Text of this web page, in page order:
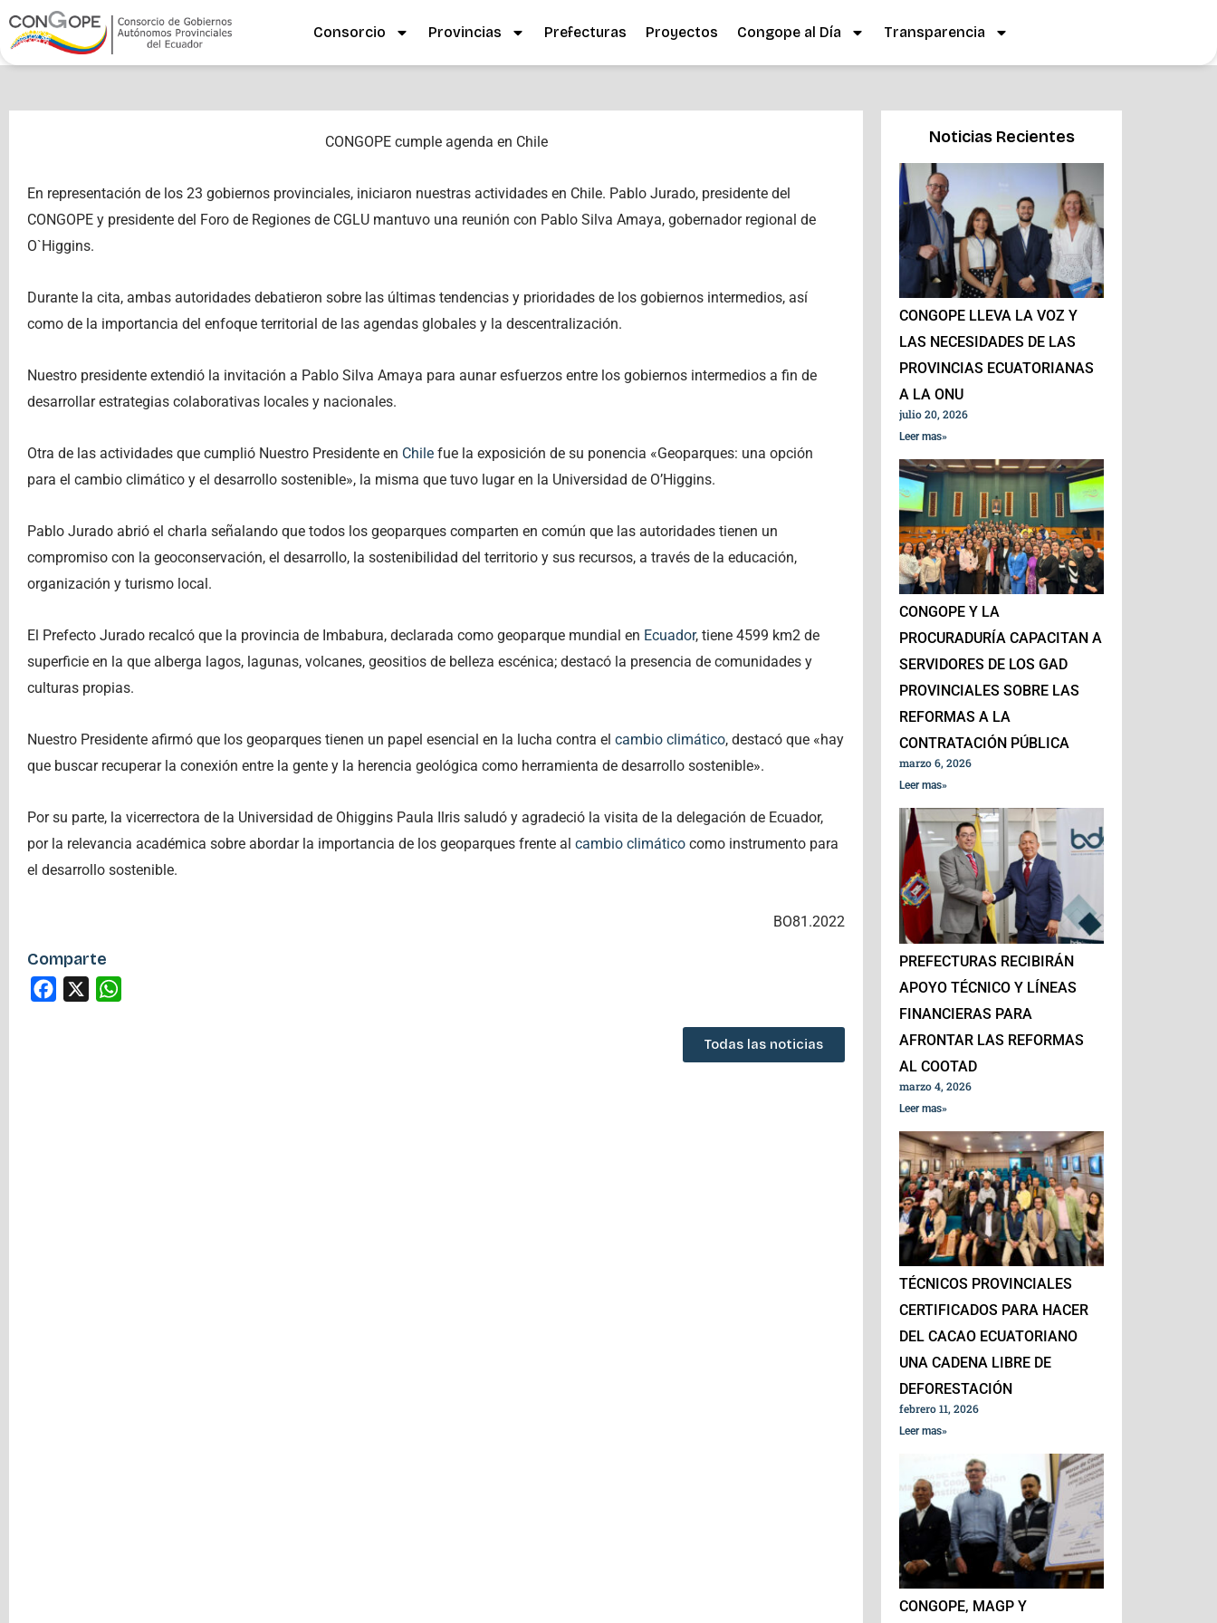
contenido
Consorcio Provincias Prefecturas Proyectos Congope al Día Transparencia
CONGOPE cumple agenda en Chile
En representación de los 23 gobiernos provinciales, iniciaron nuestras actividades en Chile. Pablo Jurado, presidente del
CONGOPE y presidente del Foro de Regiones de CGLU mantuvo una reunión con Pablo Silva Amaya, gobernador regional de
O`Higgins.
Durante la cita, ambas autoridades debatieron sobre las últimas tendencias y prioridades de los gobiernos intermedios, así
como de la importancia del enfoque territorial de las agendas globales y la descentralización.
Nuestro presidente extendió la invitación a Pablo Silva Amaya para aunar esfuerzos entre los gobiernos intermedios a fin de
desarrollar estrategias colaborativas locales y nacionales.
Otra de las actividades que cumplió Nuestro Presidente en Chile fue la exposición de su ponencia «Geoparques: una opción
para el cambio climático y el desarrollo sostenible», la misma que tuvo lugar en la Universidad de O’Higgins.
Pablo Jurado abrió el charla señalando que todos los geoparques comparten en común que las autoridades tienen un
compromiso con la geoconservación, el desarrollo, la sostenibilidad del territorio y sus recursos, a través de la educación,
organización y turismo local.
El Prefecto Jurado recalcó que la provincia de Imbabura, declarada como geoparque mundial en Ecuador, tiene 4599 km2 de
superficie en la que alberga lagos, lagunas, volcanes, geositios de belleza escénica; destacó la presencia de comunidades y
culturas propias.
Nuestro Presidente afirmó que los geoparques tienen un papel esencial en la lucha contra el cambio climático, destacó que «hay
que buscar recuperar la conexión entre la gente y la herencia geológica como herramienta de desarrollo sostenible».
Por su parte, la vicerrectora de la Universidad de Ohiggins Paula Ilris saludó y agradeció la visita de la delegación de Ecuador,
por la relevancia académica sobre abordar la importancia de los geoparques frente al cambio climático como instrumento para
el desarrollo sostenible.
BO81.2022
Comparte
Facebook
Todas las noticias
Noticias Recientes
CONGOPE LLEVA LA VOZ Y
LAS NECESIDADES DE LAS
PROVINCIAS ECUATORIANAS
A LA ONU
julio 20, 2026
Leer mas»
CONGOPE Y LA
PROCURADURÍA CAPACITAN A
SERVIDORES DE LOS GAD
PROVINCIALES SOBRE LAS
REFORMAS A LA
CONTRATACIÓN PÚBLICA
marzo 6, 2026
Leer mas»
PREFECTURAS RECIBIRÁN
APOYO TÉCNICO Y LÍNEAS
FINANCIERAS PARA
AFRONTAR LAS REFORMAS
AL COOTAD
marzo 4, 2026
Leer mas»
TÉCNICOS PROVINCIALES
CERTIFICADOS PARA HACER
DEL CACAO ECUATORIANO
UNA CADENA LIBRE DE
DEFORESTACIÓN
febrero 11, 2026
Leer mas»
CONGOPE, MAGP Y